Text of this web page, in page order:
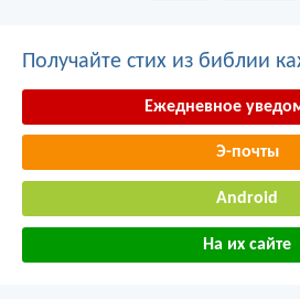
Получайте стих из библии
Ежедневное
Э-почты
Android
На их сайте